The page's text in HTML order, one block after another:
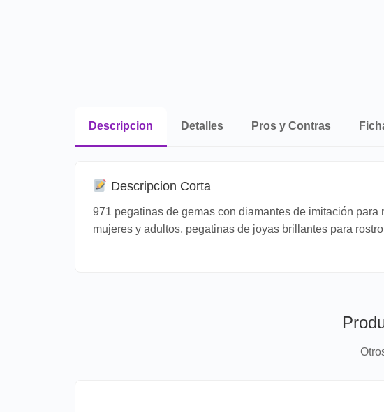
Descripcion Detalles Pros y Contras
Descripcion Corta
971 pegatinas de gemas con diamantes de imitación
mujeres y adultos, pegatinas de joyas brillantes para